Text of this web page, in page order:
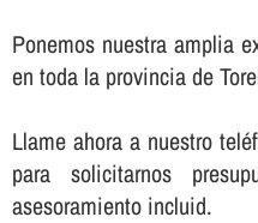
Ponemos nuestra amplia
en toda la provincia de
Llame ahora a nuestro
para solicitarnos
asesoramiento incluid.